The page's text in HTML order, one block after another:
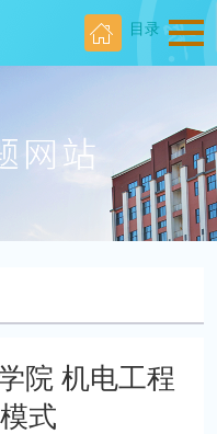
目录
院 机电工程
式